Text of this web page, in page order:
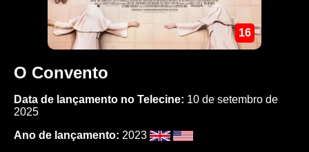
16
O Convento
Data de lançamento no Telecine: 10 de setembro de
2025
Ano de lançamento: 2023